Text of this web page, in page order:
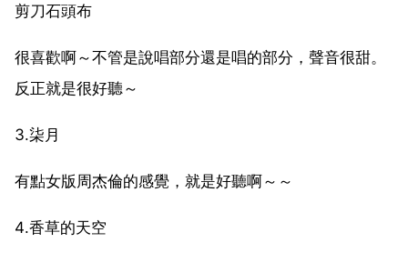
剪刀石頭布
很喜歡啊～不管是說唱部分還是唱的部分，聲音很甜。
反正就是很好聽～
3.柒月
有點女版周杰倫的感覺，就是好聽啊～～
4.香草的天空